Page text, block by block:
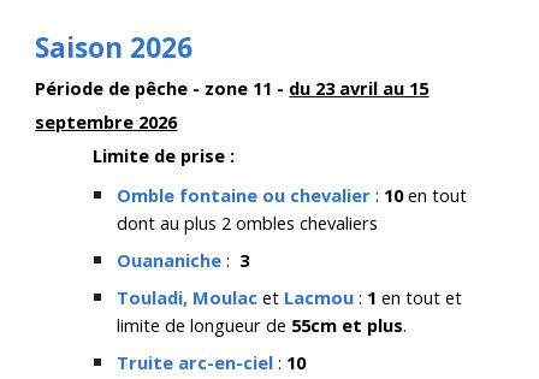
Saison 2026
Période de pêche - zone 11 - du 23 avril au 15
septembre 2026
Limite de prise :
Omble fontaine ou chevalier: 10en tout
dont au plus 2 ombles chevaliers
Ouananiche : 3
Touladi, Moulac et Lacmou : 1en tout et
limite de longueur de 55cm et plus.
Truite arc-en-ciel : 10